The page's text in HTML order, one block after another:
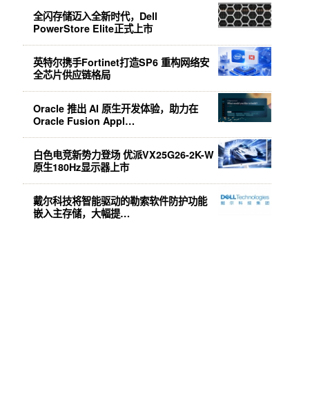
全闪存储迈入全新时代，Dell
PowerStore Elite正式上市
英特尔携手Fortinet打造SP6 重构网络安
全芯片供应链格局
Oracle 推出 AI 原生开发体验，助力在
Oracle Fusion Appl…
白色电竞新势力登场 优派VX25G26-2K-W
原生180Hz显示器上市
戴尔科技将智能驱动的勒索软件防护功能
嵌入主存储，大幅提…